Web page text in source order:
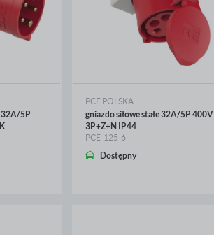
32A/5P
PCE POLSKA
gniazdo siłowe stałe 32A/5P 400V
3P+Z+N IP44
PCE-125-6
Dostępny
WIĘCEJ